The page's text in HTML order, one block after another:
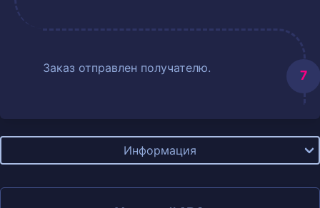
Заказ отправлен получателю.
Информация